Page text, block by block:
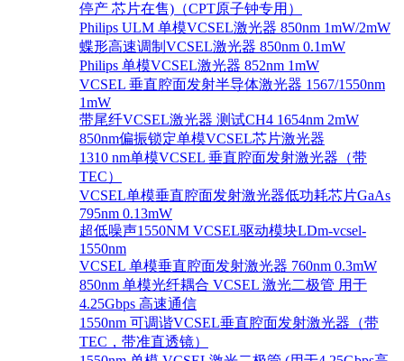
停产 芯片在售)（CPT原子钟专用）
Philips ULM 单模VCSEL激光器 850nm 1mW/2mW
蝶形高速调制VCSEL激光器 850nm 0.1mW
Philips 单模VCSEL激光器 852nm 1mW
VCSEL 垂直腔面发射半导体激光器 1567/1550nm
1mW
带尾纤VCSEL激光器 测试CH4 1654nm 2mW
850nm偏振锁定单模VCSEL芯片激光器
1310 nm单模VCSEL 垂直腔面发射激光器（带
TEC）
VCSEL单模垂直腔面发射激光器低功耗芯片GaAs
795nm 0.13mW
超低噪声1550NM VCSEL驱动模块LDm-vcsel-
1550nm
VCSEL 单模垂直腔面发射激光器 760nm 0.3mW
850nm 单模光纤耦合 VCSEL 激光二极管 用于
4.25Gbps 高速通信
1550nm 可调谐VCSEL垂直腔面发射激光器（带
TEC，带准直透镜）